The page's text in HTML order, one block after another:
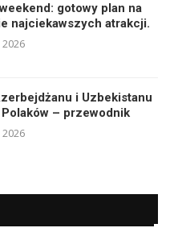
gotowy plan na
najciekawszych atrakcji.
i Uzbekistanu
– przewodnik